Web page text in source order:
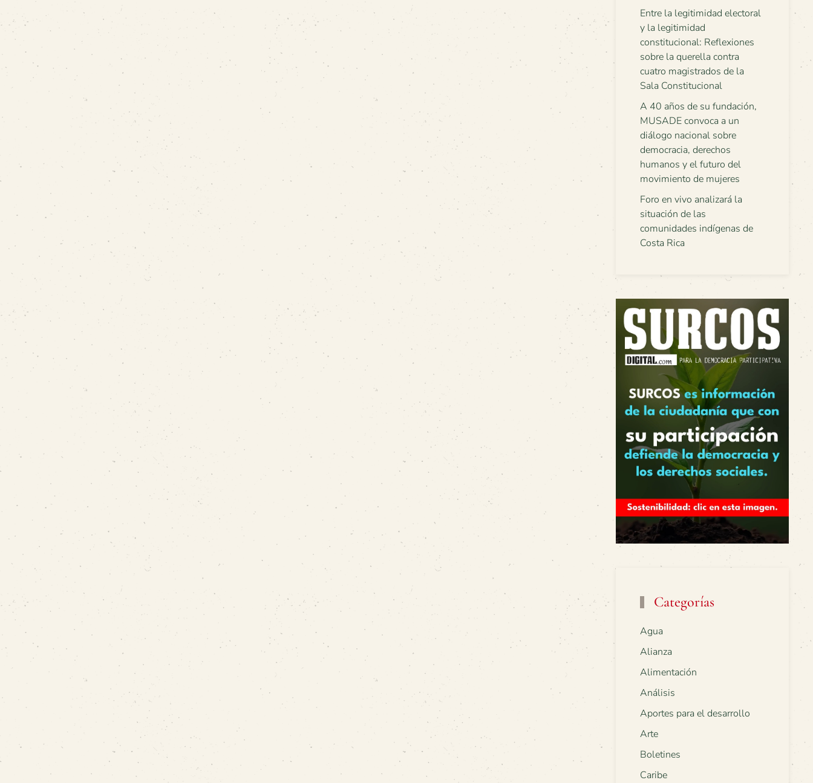
Entre la legitimidad electoral
y la legitimidad
constitucional: Reflexiones
sobre la querella contra
cuatro magistrados de la
Sala Constitucional
A 40 años de su fundación,
MUSADE convoca a un
diálogo nacional sobre
democracia, derechos
humanos y el futuro del
movimiento de mujeres
Foro en vivo analizará la
situación de las
comunidades indígenas de
Costa Rica
Categorías
Agua
Alianza
Alimentación
Análisis
Aportes para el desarrollo
Arte
Boletines
Caribe